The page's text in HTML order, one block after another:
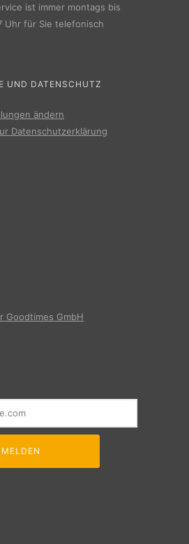
ist immer montags bis
Uhr für Sie telefonisch
UND DATENSCHUTZ
ändern
Datenschutzerklärung
Goodtimes GmbH